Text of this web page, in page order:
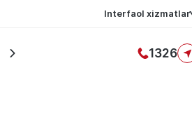
Interfaol xizmatlar
1326